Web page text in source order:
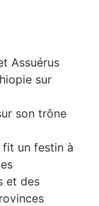
Assuérus
sur
son trône
fit un festin à
et des